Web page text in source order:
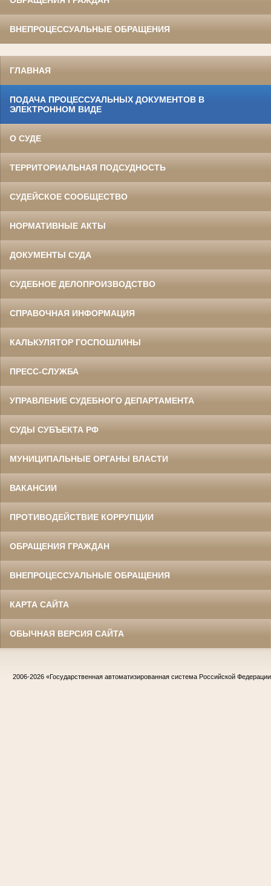
ВНЕПРОЦЕССУАЛЬНЫЕ ОБРАЩЕНИЯ
ГЛАВНАЯ
ПОДАЧА ПРОЦЕССУАЛЬНЫХ ДОКУМЕНТОВ В
ЭЛЕКТРОННОМ ВИДЕ
О СУДЕ
ТЕРРИТОРИАЛЬНАЯ ПОДСУДНОСТЬ
СУДЕЙСКОЕ СООБЩЕСТВО
НОРМАТИВНЫЕ АКТЫ
ДОКУМЕНТЫ СУДА
СУДЕБНОЕ ДЕЛОПРОИЗВОДСТВО
СПРАВОЧНАЯ ИНФОРМАЦИЯ
КАЛЬКУЛЯТОР ГОСПОШЛИНЫ
ПРЕСС-СЛУЖБА
УПРАВЛЕНИЕ СУДЕБНОГО ДЕПАРТАМЕНТА
СУДЫ СУБЪЕКТА РФ
МУНИЦИПАЛЬНЫЕ ОРГАНЫ ВЛАСТИ
ВАКАНСИИ
ПРОТИВОДЕЙСТВИЕ КОРРУПЦИИ
ОБРАЩЕНИЯ ГРАЖДАН
ВНЕПРОЦЕССУАЛЬНЫЕ ОБРАЩЕНИЯ
КАРТА САЙТА
ОБЫЧНАЯ ВЕРСИЯ САЙТА
2006-2026 «Государственная автоматизированная система Российской